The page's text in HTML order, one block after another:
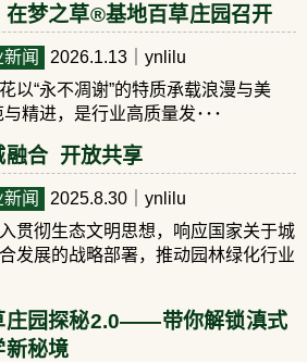
在梦之草®基地百草庄园召开
闻 2026.1.13 ｜ynlilu
以“永不凋谢”的特质承载浪漫与美
精进，是行业高质量发･･･
融合 开放共享
闻 2025.8.30 ｜ynlilu
贯彻生态文明思想，响应国家关于城
发展的战略部署，推动园林绿化行业
庄园探秘2.0——带你解锁滇式
新秘境